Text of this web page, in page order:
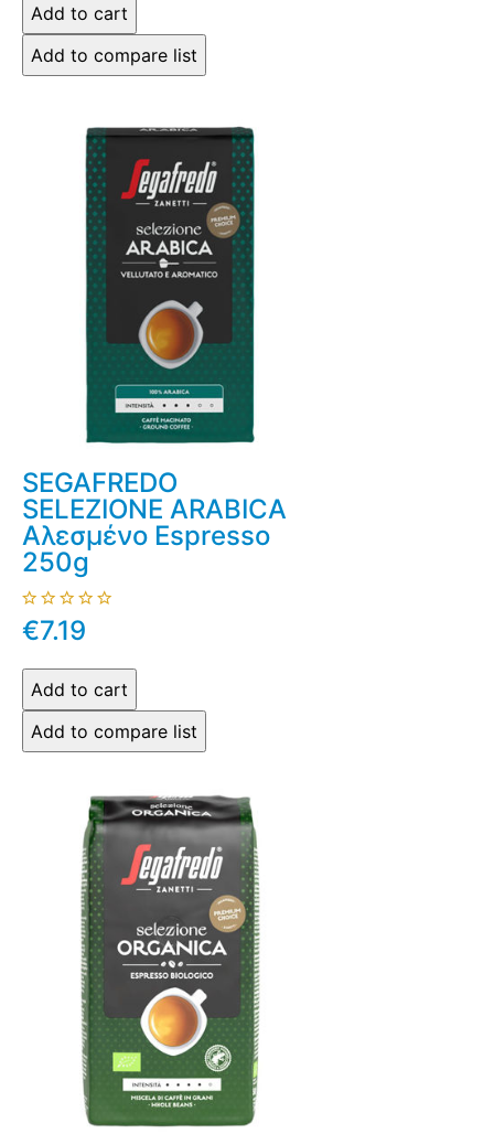
SEGAFREDO
SELEZIONE ARABICA
Αλεσμένο Espresso
250g
€7.19